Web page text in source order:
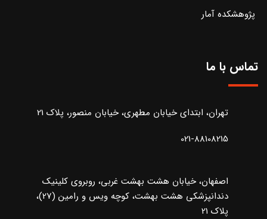
پژوهشکده آمار
تماس با ما
تهران، ابتدای خیابان مطهری، خیابان منصور، پلاک 21
021-88108215
اصفهان، خیابان هشت بهشت غربی، روبروی کلینیک
دندانپزشکی هشت بهشت، کوچه ویس و رامین (27)،
پلاک 21